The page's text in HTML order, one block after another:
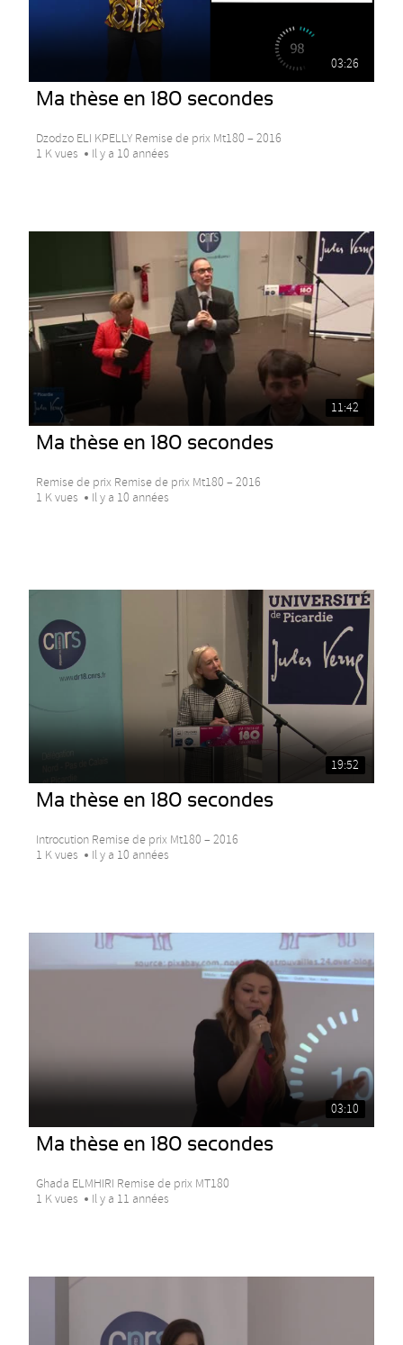
03:26
Ma thèse en 180 secondes
Dzodzo ELI KPELLY Remise de prix Mt180 – 2016
1 K vues
Il y a 10 années
11:42
Ma thèse en 180 secondes
Remise de prix Remise de prix Mt180 – 2016
1 K vues
Il y a 10 années
19:52
Ma thèse en 180 secondes
Introcution Remise de prix Mt180 – 2016
1 K vues
Il y a 10 années
03:10
Ma thèse en 180 secondes
Ghada ELMHIRI Remise de prix MT180
1 K vues
Il y a 11 années